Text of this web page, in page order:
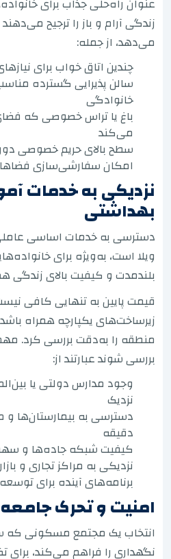
زندگی آرام و باز را ترجیح
می‌دهد، از جمله:
چندین اتاق خواب برای
سالن پذیرایی گسترده
خانوادگی
باغ یا تراس خصوصی که
می‌کند
سطح بالای حریم خصوصی
امکان سفارشی‌سازی
نزدیکی به خدمات
بهداشتی
دسترسی به خدمات اساسی
ویلا است، به‌ویژه برای
بلندمدت و کیفیت بالای زندگی
قیمت پایین به تنهایی کافی
زیرساخت‌های یکپارچه همراه باشد؛
منطقه را به‌دقت بررسی کرد.
بررسی شوند عبارتند از:
وجود مدارس دولتی یا
نزدیک
دقیقه
کیفیت شبکه جاده‌ها و
نزدیکی به مراکز تجاری و
برنامه‌های آینده برای
امنیت و تحرک جامعه
انتخاب یک مجتمع مسکونی که
نگهداری را فراهم می‌کند،